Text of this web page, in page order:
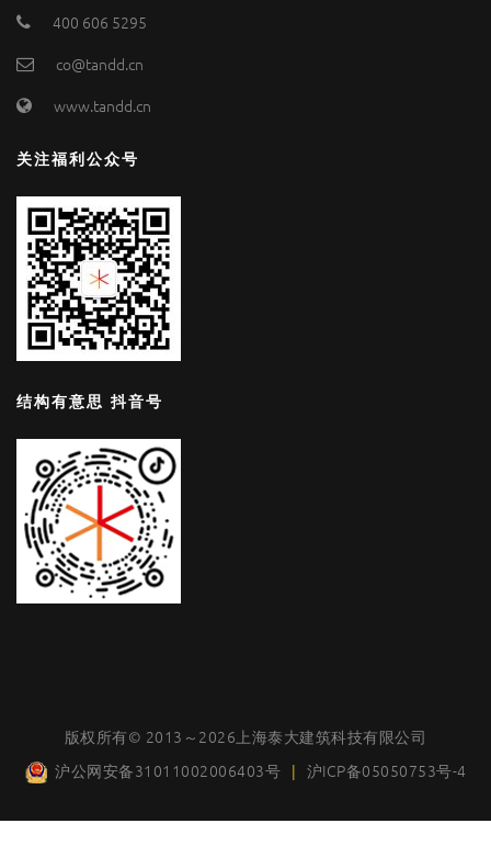
400 606 5295
co@tandd.cn
www.tandd.cn
关注福利公众号
结构有意思 抖音号
版权所有© 2013～2026上海泰大建筑科技有限公司
沪公网安备31011002006403号 | 沪ICP备05050753号-4